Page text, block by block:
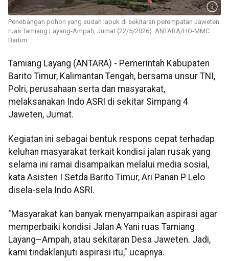
Penebangan pohon yang sudah lapuk di sekitaran perempatan Jaweten
ruas Tamiang Layang-Ampah, Jumat (22/5/2026). ANTARA/HO-MMC
Bartim.
Tamiang Layang (ANTARA) - Pemerintah Kabupaten
Barito Timur, Kalimantan Tengah, bersama unsur TNI,
Polri, perusahaan serta dan masyarakat,
melaksanakan Indo ASRI di sekitar Simpang 4
Jaweten, Jumat.
Kegiatan ini sebagai bentuk respons cepat terhadap
keluhan masyarakat terkait kondisi jalan rusak yang
selama ini ramai disampaikan melalui media sosial,
kata Asisten I Setda Barito Timur, Ari Panan P Lelo
disela-sela Indo ASRI.
"Masyarakat kan banyak menyampaikan aspirasi agar
memperbaiki kondisi Jalan A Yani ruas Tamiang
Layang–Ampah, atau sekitaran Desa Jaweten. Jadi,
kami tindaklanjuti aspirasi itu," ucapnya.